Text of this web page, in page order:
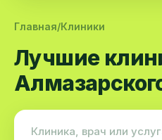
Главная/Клиники
Лучшие